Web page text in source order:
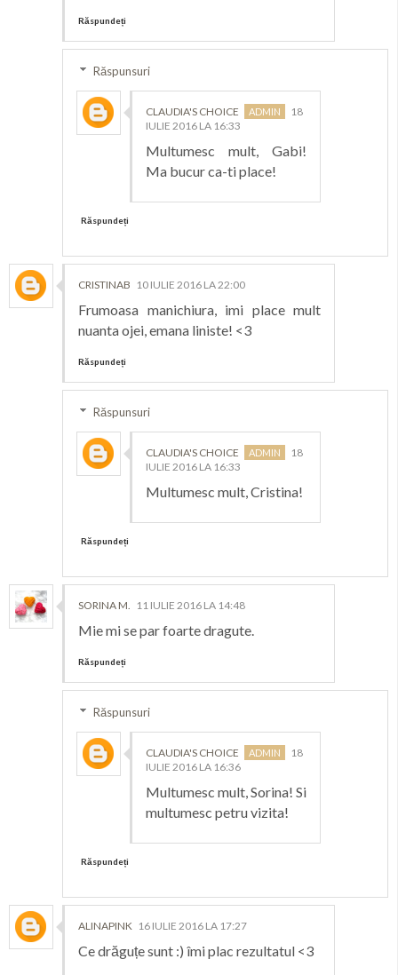
Răspundeți
Răspunsuri
CLAUDIA'S CHOICE
18
IULIE 2016 LA 16:33
Multumesc mult, Gabi!
Ma bucur ca-ti place!
Răspundeți
CRISTINAB 10 IULIE 2016 LA 22:00
Frumoasa manichiura, imi place mult
nuanta ojei, emana liniste! <3
Răspundeți
Răspunsuri
CLAUDIA'S CHOICE
18
IULIE 2016 LA 16:33
Multumesc mult, Cristina!
Răspundeți
SORINA M. 11 IULIE 2016 LA 14:48
Mie mi se par foarte dragute.
Răspundeți
Răspunsuri
CLAUDIA'S CHOICE
18
IULIE 2016 LA 16:36
Multumesc mult, Sorina! Si
multumesc petru vizita!
Răspundeți
ALINAPINK 16 IULIE 2016 LA 17:27
Ce drăguțe sunt :) îmi plac rezultatul <3